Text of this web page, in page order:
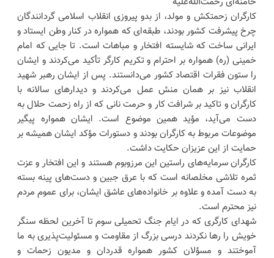
کارگران زحمتکش و مولد، از بدو پیروزی انقلاب اسلامی گردانندگان
چرخ پیشرفت کشور بودند، طبقه‌ای که همواره در کنار وطن ایستاد و
ایرانی ساخت که شایسته افتخار و مباهات است. تا جایی که امام
خمینی (ره) همواره بر احترام و تکریم کارگر تأکید می‌کردند و ایشان
را ستون فقرات اقتصاد کشور می‌دانستند. پس از ایشان رهبر شهید
انقلاب نیز بر همان منش عمل می‌کردند و دیدارهای سالانه با
کارگران و تاکید بر شرافت کار و حرمت نانی که از راه زحمت حلال به
دست می‌آید، مؤید همین موضوع است. ایشان همواره پیگیر
موضوعات مربوط به کارگران بودند و دستورات مؤکد ایشان همیشه بر
حمایت از این عزیزان حکایت داشت.
کارگران سرمایه‌های راستین این مرزوبوم هستند و این افتخار و عزت
ثمره تلاشی مخلصانه است که با عرق جبین و دست‌های پینه بسته
به دست آمده و علاوه بر خانواده‌های عاشق ایشان، برای عموم مردم
نیز محترم است.
شهدای کارگری که در ایام جنگ تحمیلی سوم تا آخرین لحظه سنگر
خویش را رها نکردند درسی بزرگ از مقاومت و مسئولیت‌پذیری به ما
آموختند و مسؤلان کشور همواره قدردان و مدیون زحمات و